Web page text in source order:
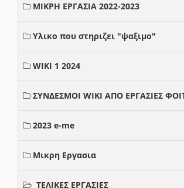
ΜΙΚΡΗ ΕΡΓΑΣΙΑ 2022-2023
Υλικο που στηριζει "ψαξιμο"
WIKI 1 2024
ΣΥΝΔΕΣΜΟΙ WIKI ΑΠΟ ΕΡΓΑΣΙΕΣ
2023 e-me
Μικρη Εργασια
ΤΕΛΙΚΕΣ ΕΡΓΑΣΙΕΣ